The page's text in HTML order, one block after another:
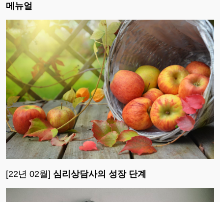
메뉴얼
[22년 02월] 심리상담사의 성장 단계